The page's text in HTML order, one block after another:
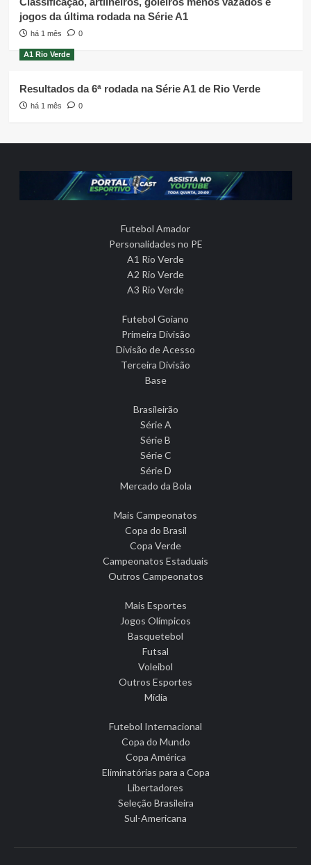
jogos da última rodada na Série A1
há 1 mês 0
A1 Rio Verde
Resultados da 6ª rodada na Série A1 de Rio Verde
há 1 mês 0
Futebol Amador
Personalidades no PE
A1 Rio Verde
A2 Rio Verde
A3 Rio Verde
Futebol Goiano
Primeira Divisão
Divisão de Acesso
Terceira Divisão
Base
Brasileirão
Série A
Série B
Série C
Série D
Mercado da Bola
Mais Campeonatos
Copa do Brasil
Copa Verde
Campeonatos Estaduais
Outros Campeonatos
Mais Esportes
Jogos Olímpicos
Basquetebol
Futsal
Voleibol
Outros Esportes
Mídia
Futebol Internacional
Copa do Mundo
Copa América
Eliminatórias para a Copa
Libertadores
Seleção Brasileira
Sul-Americana